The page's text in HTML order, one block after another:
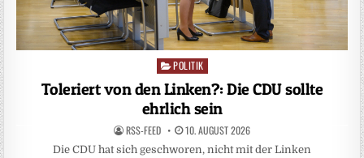
Posted
in
POLITIK
Toleriert von den Linken?: Die CDU sollte
ehrlich sein
RSS-FEED 10. AUGUST 2026
Die CDU hat sich geschworen, nicht mit der Linken